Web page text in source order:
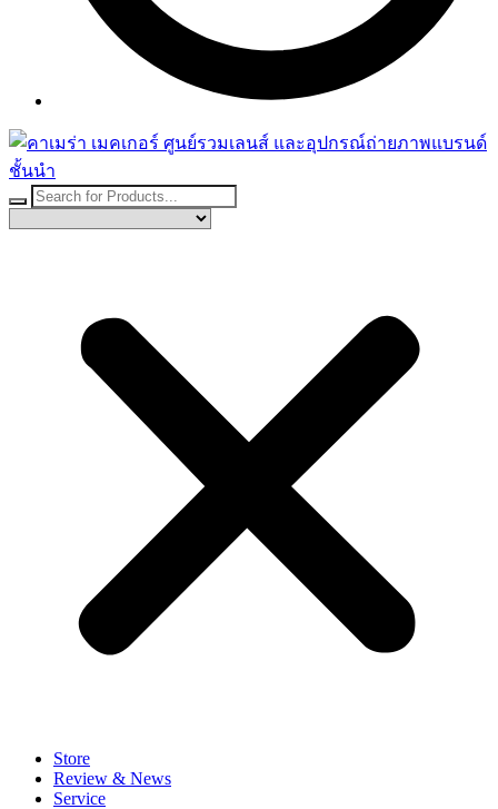
Store
Review & News
Service